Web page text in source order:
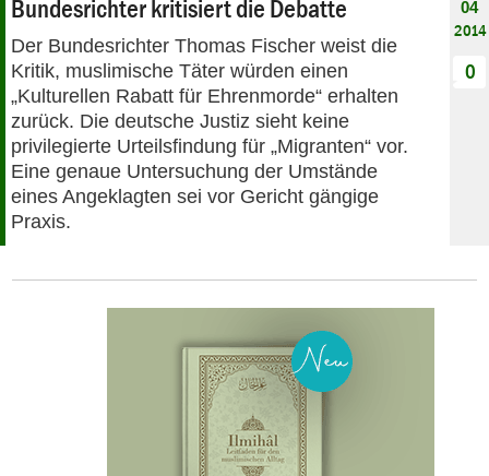
PANORAMA
Bundesrichter kritisiert die Debatte
Der Bundesrichter Thomas Fischer weist die
Kritik, muslimische Täter würden einen
„Kulturellen Rabatt für Ehrenmorde“ erhalten
zurück. Die deutsche Justiz sieht keine
privilegierte Urteilsfindung für „Migranten“ vor.
Eine genaue Untersuchung der Umstände
eines Angeklagten sei vor Gericht gängige
Praxis.
04
2014
0